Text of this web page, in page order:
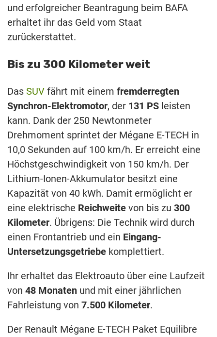
und erfolgreicher Beantragung beim BAFA
erhaltet ihr das Geld vom Staat
zurückerstattet.
Bis zu 300 Kilometer weit
Das SUV fährt mit einem fremderregten
Synchron-Elektromotor, der 131 PS leisten
kann. Dank der 250 Newtonmeter
Drehmoment sprintet der Mégane E-TECH in
10,0 Sekunden auf 100 km/h. Er erreicht eine
Höchstgeschwindigkeit von 150 km/h. Der
Lithium-Ionen-Akkumulator besitzt eine
Kapazität von 40 kWh. Damit ermöglicht er
eine elektrische Reichweite von bis zu 300
Kilometer. Übrigens: Die Technik wird durch
einen Frontantrieb und ein Eingang-
Untersetzungsgetriebe komplettiert.
Ihr erhaltet das Elektroauto über eine Laufzeit
von 48 Monaten und mit einer jährlichen
Fahrleistung von 7.500 Kilometer.
Der Renault Mégane E-TECH Paket Equilibre